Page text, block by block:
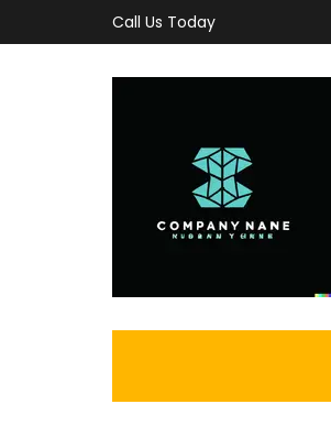
au
Call Us Today